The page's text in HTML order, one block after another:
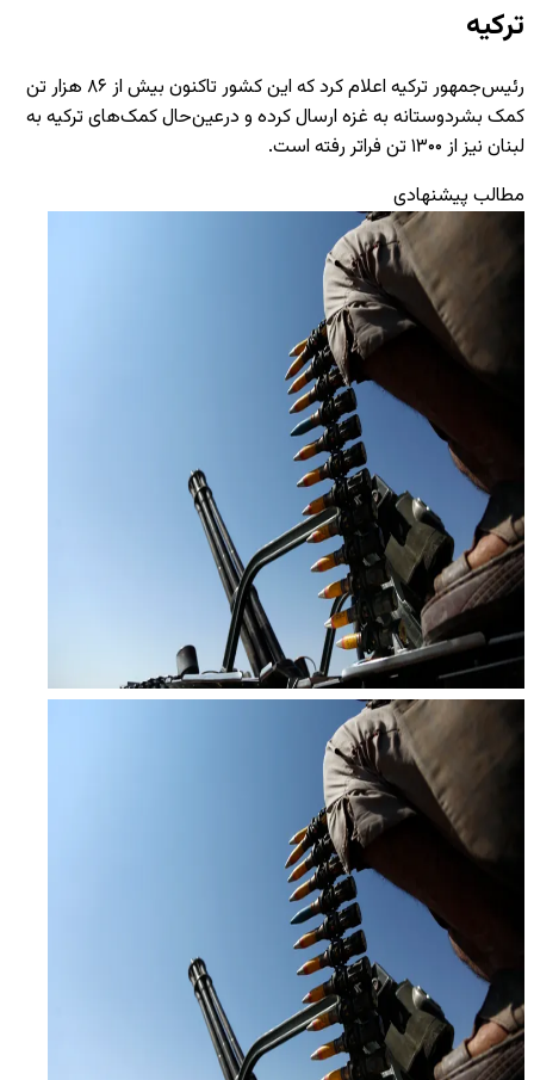
ترکیه
رئیس‌جمهور ترکیه اعلام کرد که این کشور تاکنون بیش از ۸۶ هزار تن
کمک بشردوستانه به غزه ارسال کرده و درعین‌حال کمک‌های ترکیه به
لبنان نیز از ۱۳۰۰ تن فراتر رفته است.
مطالب پیشنهادی